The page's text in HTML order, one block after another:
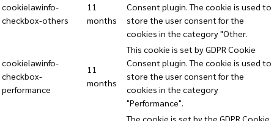
cookielawinfo-
checkbox-others
11
months
Consent plugin. The cookie is used to
store the user consent for the
cookies in the category "Other.
cookielawinfo-
checkbox-
performance
11
months
This cookie is set by GDPR Cookie
Consent plugin. The cookie is used to
store the user consent for the
cookies in the category
"Performance".
The cookie is set by the GDPR Cookie